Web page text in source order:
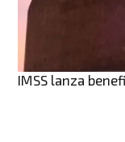
IMSS lanza